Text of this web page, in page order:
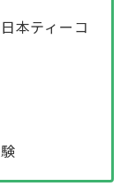
本ティーコ